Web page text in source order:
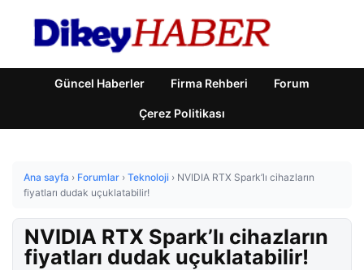
Güncel Haberler Firma Rehberi Forum
Çerez Politikası
Ana sayfa › Forumlar › Teknoloji › NVIDIA RTX Spark’lı cihazların
fiyatları dudak uçuklatabilir!
NVIDIA RTX Spark’lı cihazların
fiyatları dudak uçuklatabilir!